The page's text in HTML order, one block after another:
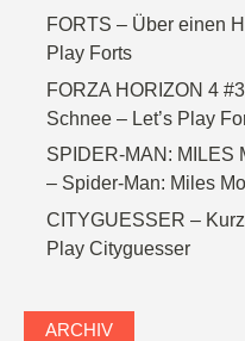
FORTS – Über einen
Play Forts
FORZA HORIZON 4
Schnee – Let’s Play
SPIDER-MAN: MILES
– Spider-Man: Miles
CITYGUESSER –
Play Cityguesser
ARCHIV